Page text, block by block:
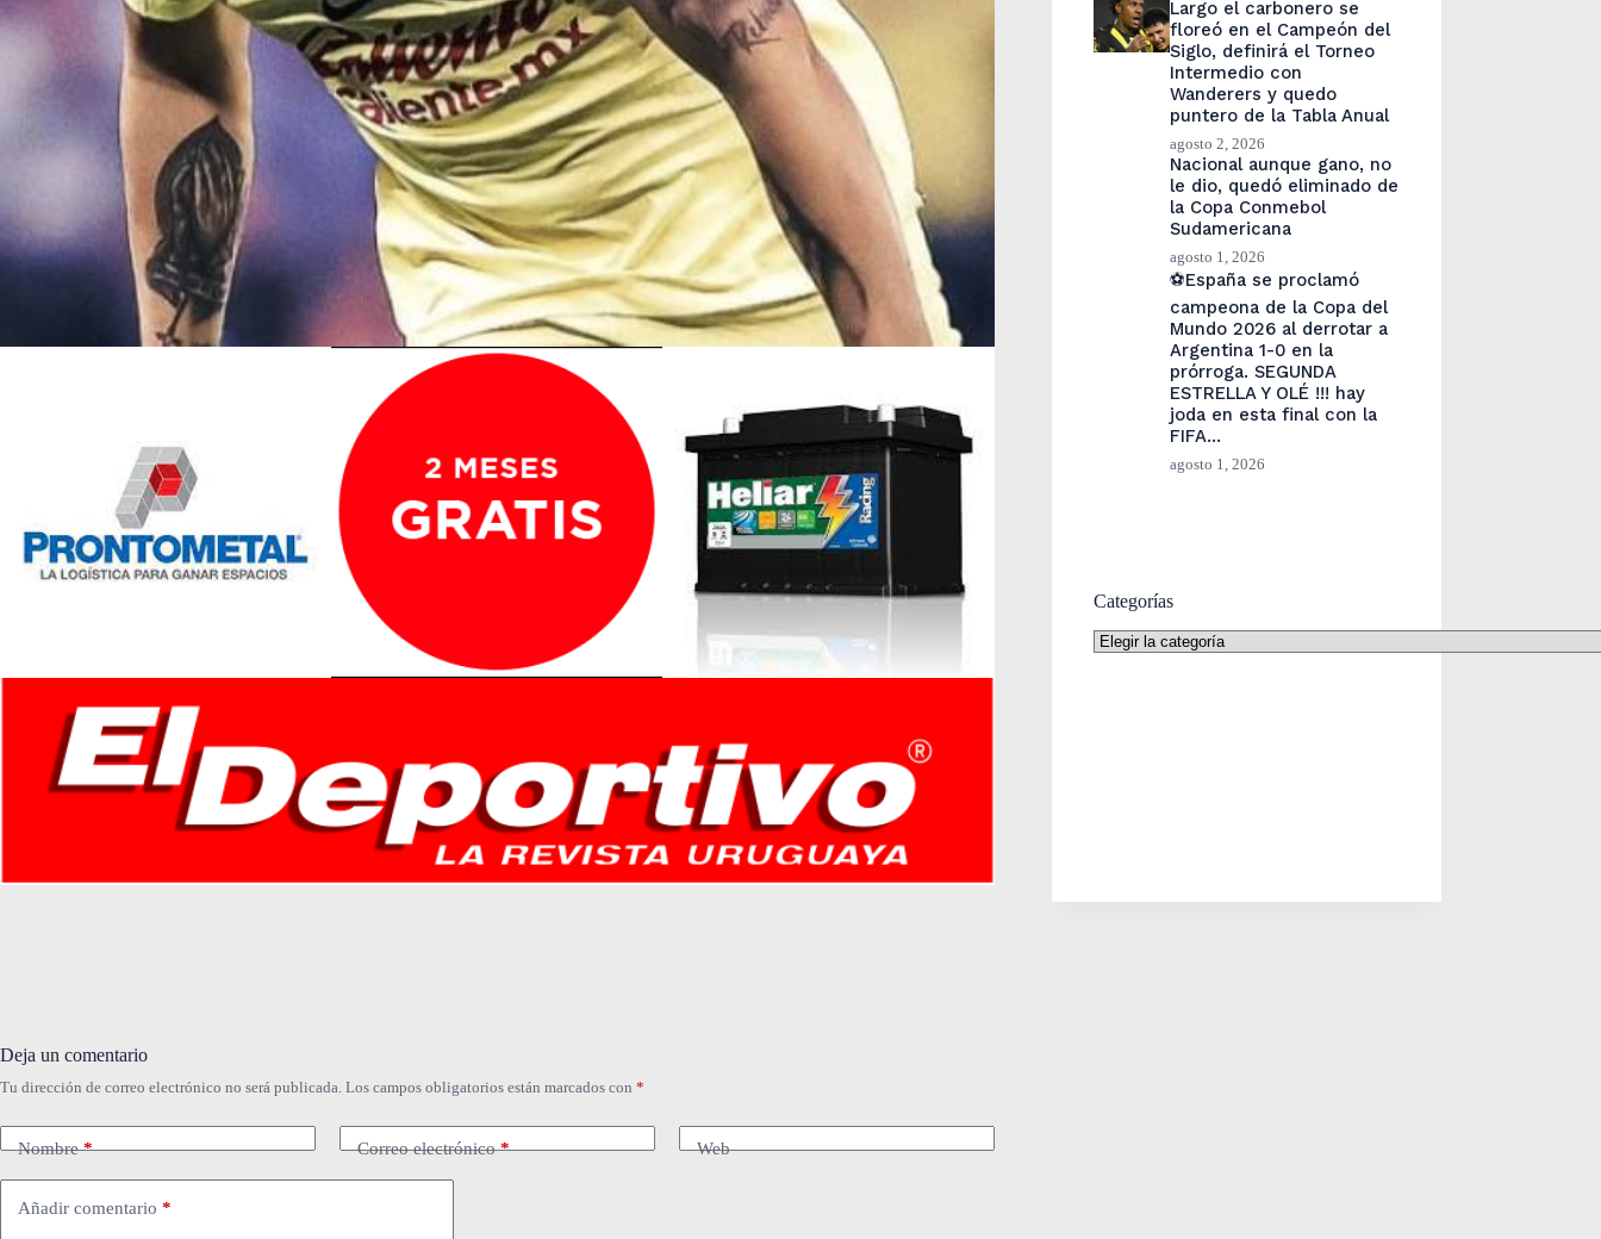
Largo el carbonero se
floreó en el Campeón del
Siglo, definirá el Torneo
Intermedio con
Wanderers y quedo
puntero de la Tabla Anual
agosto 2, 2026
Nacional aunque gano, no
le dio, quedó eliminado de
la Copa Conmebol
Sudamericana
agosto 1, 2026
⚽España se proclamó
campeona de la Copa del
Mundo 2026 al derrotar a
Argentina 1-0 en la
prórroga. SEGUNDA
ESTRELLA Y OLÉ !!! hay
joda en esta final con la
FIFA…
agosto 1, 2026
Categorías
Categorías
Deja un comentario
Tu dirección de correo electrónico no será publicada. Los campos obligatorios están marcados con *
Nombre* Correo electrónico* Web
Añadir comentario *